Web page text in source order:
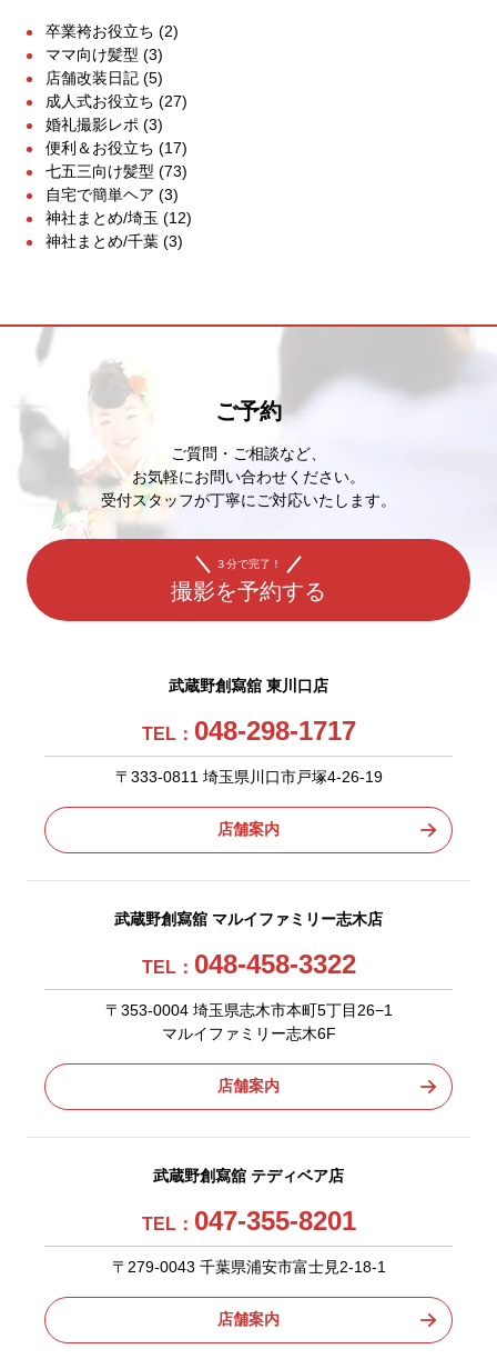
卒業袴お役立ち (2)
ママ向け髪型 (3)
店舗改装日記 (5)
成人式お役立ち (27)
婚礼撮影レポ (3)
便利＆お役立ち (17)
七五三向け髪型 (73)
自宅で簡単ヘア (3)
神社まとめ/埼玉 (12)
神社まとめ/千葉 (3)
ご予約
ご質問・ご相談など、
お気軽にお問い合わせください。
受付スタッフが丁寧にご対応いたします。
３分で完了！
撮影を予約する
武蔵野創寫舘 東川口店
TEL： 048-298-1717
〒333-0811 埼玉県川口市戸塚4-26-19
店舗案内
武蔵野創寫舘 マルイファミリー志木店
TEL： 048-458-3322
〒353-0004 埼玉県志木市本町5丁目26−1
マルイファミリー志木6F
店舗案内
武蔵野創寫舘 テディベア店
TEL： 047-355-8201
〒279-0043 千葉県浦安市富士見2-18-1
店舗案内